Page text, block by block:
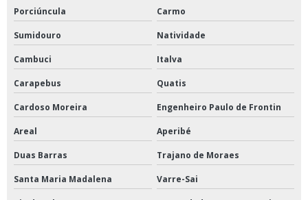
Porciúncula Carmo
Sumidouro Natividade
Cambuci Italva
Carapebus Quatis
Cardoso Moreira Engenheiro Paulo de Frontin
Areal Aperibé
Duas Barras Trajano de Moraes
Santa Maria Madalena Varre-Sai